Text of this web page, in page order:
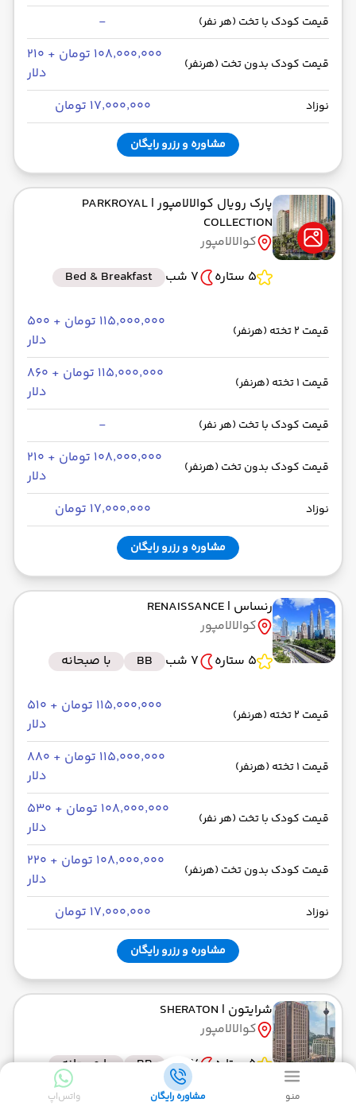
قیمت کودک با تخت (هر نفر) -
قیمت کودک بدون تخت (هرنفر)
۱۰۸٬۰۰۰٬۰۰۰ تومان + ۲۱۰
دلار
نوزاد ۱۷٬۰۰۰٬۰۰۰ تومان
مشاوره و رزرو رایگان
پارک رویال کوالالامپور | PARKROYAL
COLLECTION
کوالالامپور
5 ستاره
7 شب Bed & Breakfast
قیمت 2 تخته (هرنفر)
۱۱۵٬۰۰۰٬۰۰۰ تومان + ۵۰۰
دلار
قیمت 1 تخته (هرنفر)
۱۱۵٬۰۰۰٬۰۰۰ تومان + ۸۶۰
دلار
قیمت کودک با تخت (هر نفر) -
قیمت کودک بدون تخت (هرنفر)
۱۰۸٬۰۰۰٬۰۰۰ تومان + ۲۱۰
دلار
نوزاد ۱۷٬۰۰۰٬۰۰۰ تومان
مشاوره و رزرو رایگان
رنساس | RENAISSANCE
کوالالامپور
5 ستاره
7 شب BB با صبحانه
قیمت 2 تخته (هرنفر)
۱۱۵٬۰۰۰٬۰۰۰ تومان + ۵۱۰
دلار
قیمت 1 تخته (هرنفر)
۱۱۵٬۰۰۰٬۰۰۰ تومان + ۸۸۰
دلار
قیمت کودک با تخت (هر نفر)
۱۰۸٬۰۰۰٬۰۰۰ تومان + ۵۳۰
دلار
قیمت کودک بدون تخت (هرنفر)
۱۰۸٬۰۰۰٬۰۰۰ تومان + ۲۲۰
دلار
نوزاد ۱۷٬۰۰۰٬۰۰۰ تومان
مشاوره و رزرو رایگان
شرایتون | SHERATON
کوالالامپور
5 ستاره
7 شب BB با صبحانه
منو مشاوره رایگان واتس‌اپ